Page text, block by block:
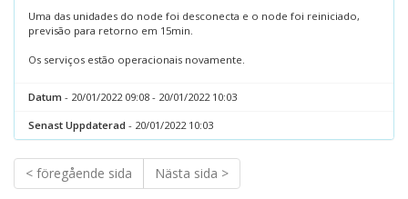
Uma das unidades do node foi desconecta e o node foi reiniciado,
previsão para retorno em 15min.
Os serviços estão operacionais novamente.
Datum - 20/01/2022 09:08 - 20/01/2022 10:03
Senast Uppdaterad - 20/01/2022 10:03
< föregående sida Nästa sida >